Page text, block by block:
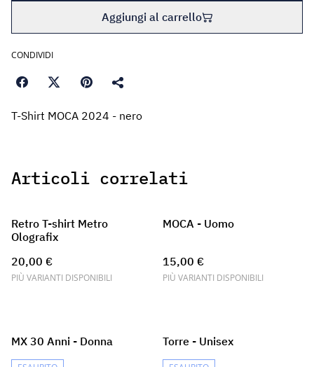
Aggiungi al carrello
CONDIVIDI
T-Shirt MOCA 2024 - nero
Articoli correlati
Retro T-shirt Metro
Olografix
20,00 €
PIÙ VARIANTI DISPONIBILI
MOCA - Uomo
15,00 €
PIÙ VARIANTI DISPONIBILI
MX 30 Anni - Donna Torre - Unisex